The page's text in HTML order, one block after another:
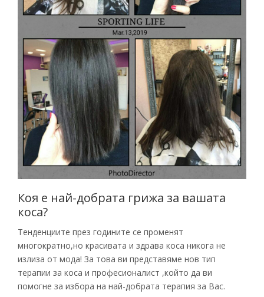
Златните четки на Татяна Гюмишева
Инструменти
Пили
Фрези
Консумативи
Коя е най-добрата грижа за вашата
коса?
Тенденциите през годините се променят
многократно,но красивата и здрава коса никога не
излиза от мода! За това ви представяме нов тип
терапии за коса и професионалист ,който да ви
помогне за избора на най-добрата терапия за Вас.